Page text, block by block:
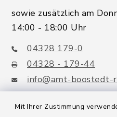
Mit Ihrer Zustimmung
sowie zusätzlich am
14:00 - 18:00 Uhr
04328 179-0
04328 - 179-44
info@amt-boostedt-